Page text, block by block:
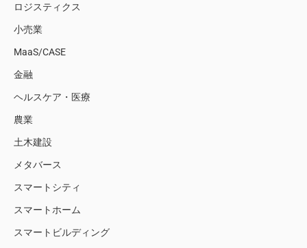
ロジスティクス
小売業
MaaS/CASE
金融
ヘルスケア・医療
農業
土木建設
メタバース
スマートシティ
スマートホーム
スマートビルディング